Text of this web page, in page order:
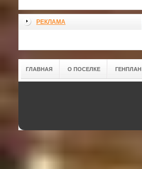
РЕКЛАМА
ГЛАВНАЯ О ПОСЕЛКЕ ГЕНПЛАН